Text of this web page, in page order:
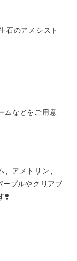
石のアメシスト
ムなどをご用意
アメトリン、
ープルやクリアブ
❣️